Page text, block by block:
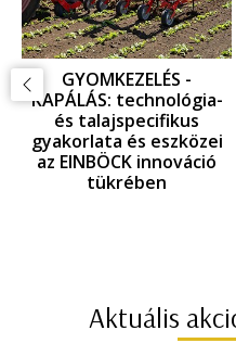
GYOMKEZELÉS -
KAPÁLÁS: technológia-
és talajspecifikus
gyakorlata és eszközei
az EINBÖCK innováció
tükrében
Aktuális